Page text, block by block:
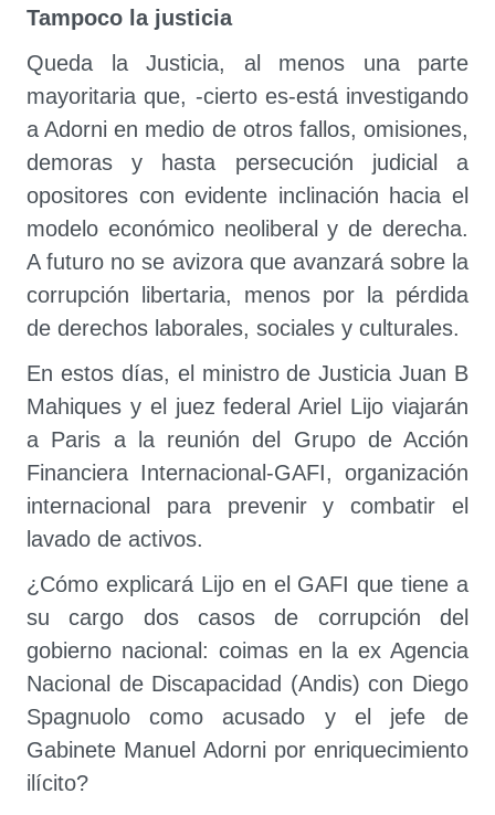
Tampoco la justicia
Queda la Justicia, al menos una parte
mayoritaria que, -cierto es-está investigando
a Adorni en medio de otros fallos, omisiones,
demoras y hasta persecución judicial a
opositores con evidente inclinación hacia el
modelo económico neoliberal y de derecha.
A futuro no se avizora que avanzará sobre la
corrupción libertaria, menos por la pérdida
de derechos laborales, sociales y culturales.
En estos días, el ministro de Justicia Juan B
Mahiques y el juez federal Ariel Lijo viajarán
a Paris a la reunión del Grupo de Acción
Financiera Internacional-GAFI, organización
internacional para prevenir y combatir el
lavado de activos.
¿Cómo explicará Lijo en el GAFI que tiene a
su cargo dos casos de corrupción del
gobierno nacional: coimas en la ex Agencia
Nacional de Discapacidad (Andis) con Diego
Spagnuolo como acusado y el jefe de
Gabinete Manuel Adorni por enriquecimiento
ilícito?